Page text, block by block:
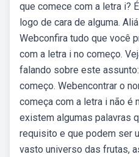
que comece com a letra i?
logo de cara de alguma.
Webconfira tudo que você
com a letra i no começo.
falando sobre este
começo. Webencontrar o
começa com a letra i não é
existem algumas palavras
requisito e que podem ser
vasto universo das frutas,